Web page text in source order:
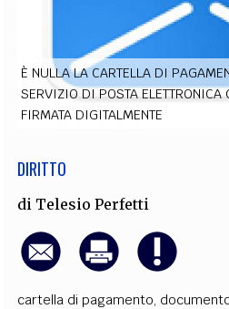
SOCIAL
È NULLA LA CARTELLA DI
SERVIZIO DI POSTA ELETTRONICA
FIRMATA DIGITALMENTE
DIRITTO
di Telesio Perfetti
cartella di pagamento,